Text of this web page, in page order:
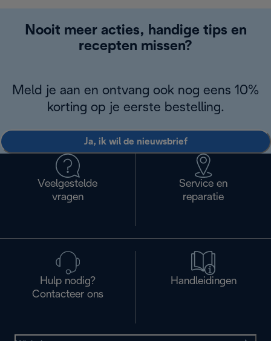
Nooit meer acties, handige tips en
recepten missen?
Meld je aan en ontvang ook nog eens 10%
korting op je eerste bestelling.
Ja, ik wil de nieuwsbrief
Veelgestelde
vragen
Service en
reparatie
Hulp nodig?
Contacteer ons
Handleidingen